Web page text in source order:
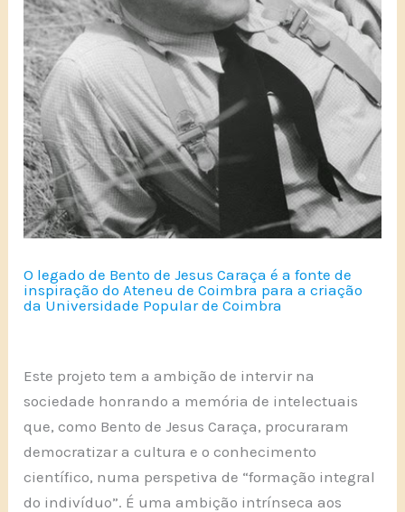
O legado de Bento de Jesus Caraça é a fonte de
inspiração do Ateneu de Coimbra para a criação
da Universidade Popular de Coimbra
Este projeto tem a ambição de intervir na
sociedade honrando a memória de intelectuais
que, como Bento de Jesus Caraça, procuraram
democratizar a cultura e o conhecimento
científico, numa perspetiva de “formação integral
do indivíduo”. É uma ambição intrínseca aos